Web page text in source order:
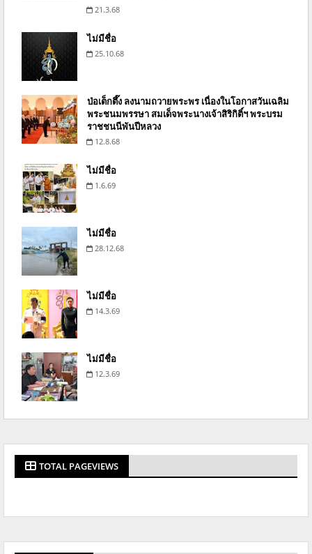
21.3.68
ไม่มีชื่อ
25.10.68
ป่อเต็กตึ๊ง ลงนามถวายพระพร เนื่องในโอกาสวันเฉลิม
พระชนมพรรษา สมเด็จพระนางเจ้าสิริกิติ์ฯ พระบรม
ราชชนนีพันปีหลวง
12.8.68
ไม่มีชื่อ
1.6.69
ไม่มีชื่อ
28.12.68
ไม่มีชื่อ
14.3.69
ไม่มีชื่อ
12.3.69
TOTAL PAGEVIEWS